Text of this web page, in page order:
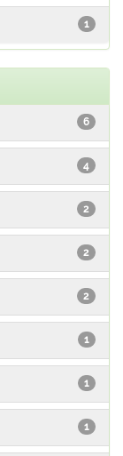
1
6
4
2
2
2
1
1
1